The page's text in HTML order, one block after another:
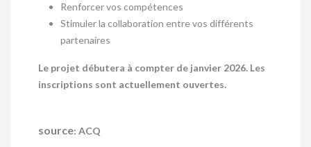
Renforcer vos compétences
Stimuler la collaboration entre vos différents
partenaires
Le projet débutera à compter de janvier 2026. Les
inscriptions sont actuellement ouvertes.
source: ACQ